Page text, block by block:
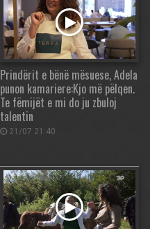
Prindërit e bënë mësuese, Adela
punon kamariere:Kjo më pëlqen.
Te fëmijët e mi do ju zbuloj
talentin
21/07 21:40